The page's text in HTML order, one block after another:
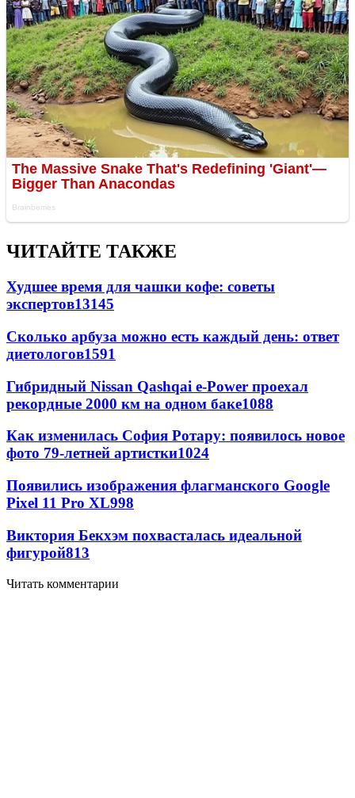
ЧИТАЙТЕ ТАКЖЕ
Худшее время для чашки кофе: советы
экспертов13145
Сколько арбуза можно есть каждый день: ответ
диетологов1591
Гибридный Nissan Qashqai e-Power проехал
рекордные 2000 км на одном баке1088
Как изменилась София Ротару: появилось новое
фото 79-летней артистки1024
Появились изображения флагманского Google
Pixel 11 Pro XL998
Виктория Бекхэм похвасталась идеальной
фигурой813
Читать комментарии